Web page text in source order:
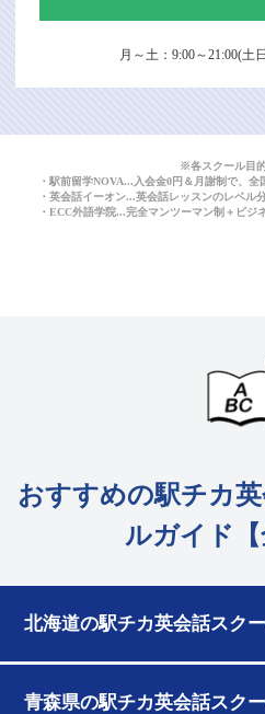
月～土：9:00～21:00(土
※各スクール目
・駅前留学NOVA...入会金0円＆月謝制で、
・英会話イーオン...英会話レッスンのレベル
・ECC外語学院...完全マンツーマン制＋ビ
おすすめの駅チカ
ルガイド【
北海道の駅チカ英会話スク
青森県の駅チカ英会話スク